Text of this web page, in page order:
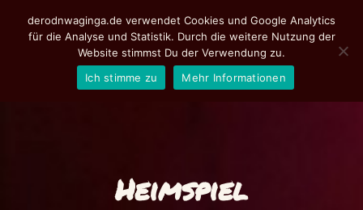
Heimspiel
derodnwaginga.de verwendet Cookies und Google Analytics
für die Analyse und Statistik. Durch die weitere Nutzung der
Website stimmst Du der Verwendung zu.
Ich stimme zu
Mehr Informationen